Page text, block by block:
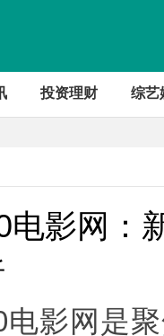
投资理财 综艺
电影网：
电影网是